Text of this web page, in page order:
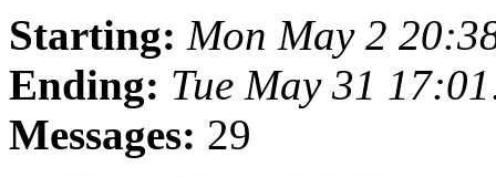
Starting: Mon May 2
Ending: Tue May 31
Messages: 29